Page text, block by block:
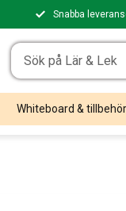
Snabba
Whiteboard & tillbehör